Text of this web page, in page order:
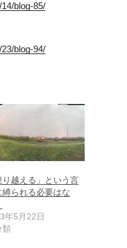
blog-85/
blog-94/
り越える」という言
縛られる必要はな
年5月22日
類